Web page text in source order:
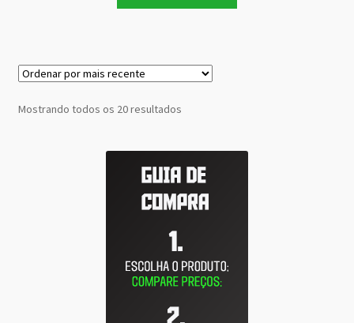
Mostrando todos os 20 resultadosClassificado